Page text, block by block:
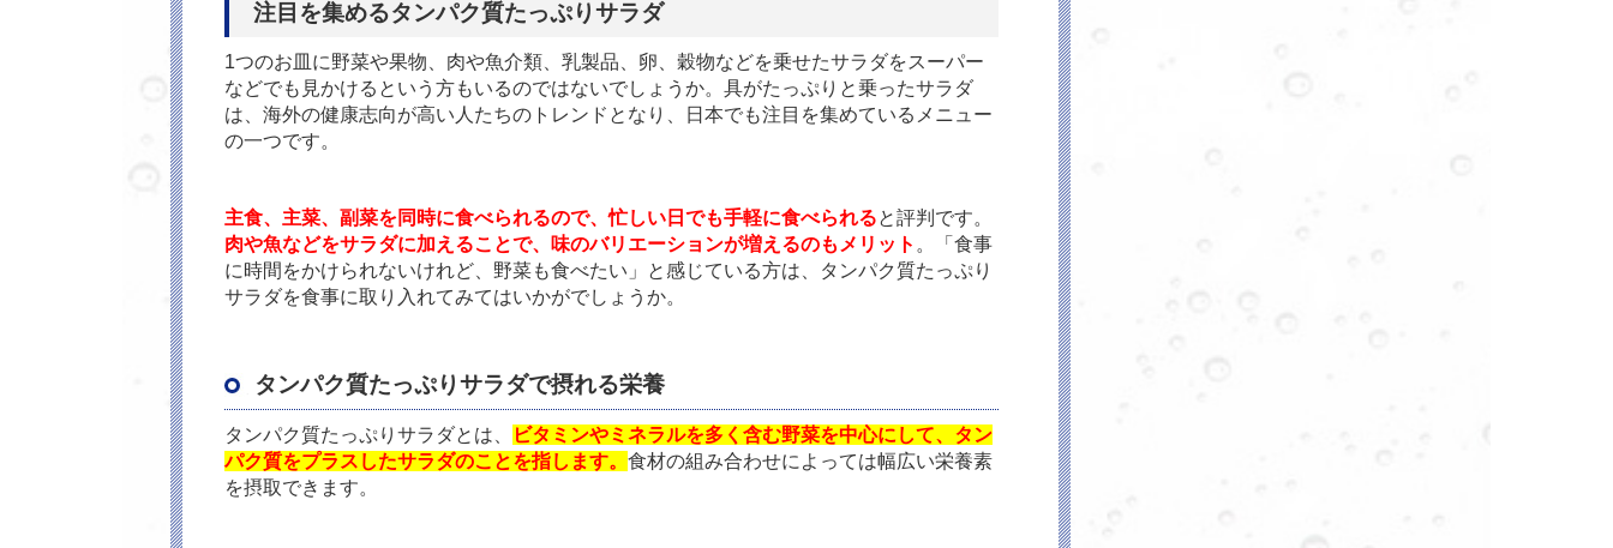
注目を集めるタンパク質たっぷりサラダ
1つのお皿に野菜や果物、肉や魚介類、乳製品、卵、穀物などを乗せたサラダをスーパー
などでも見かけるという方もいるのではないでしょうか。具がたっぷりと乗ったサラダ
は、海外の健康志向が高い人たちのトレンドとなり、日本でも注目を集めているメニュー
の一つです。
主食、主菜、副菜を同時に食べられるので、忙しい日でも手軽に食べられると評判です。
肉や魚などをサラダに加えることで、味のバリエーションが増えるのもメリット 。「食事
に時間をかけられないけれど、野菜も食べたい」と感じている方は、タンパク質たっぷり
サラダを食事に取り入れてみてはいかがでしょうか。
タンパク質たっぷりサラダで摂れる栄養
タンパク質たっぷりサラダとは、
ビタミンやミネラルを多く含む野菜を中心にして、タン
パク質をプラスしたサラダのことを指します。 食材の組み合わせによっては幅広い栄養素
を摂取できます。